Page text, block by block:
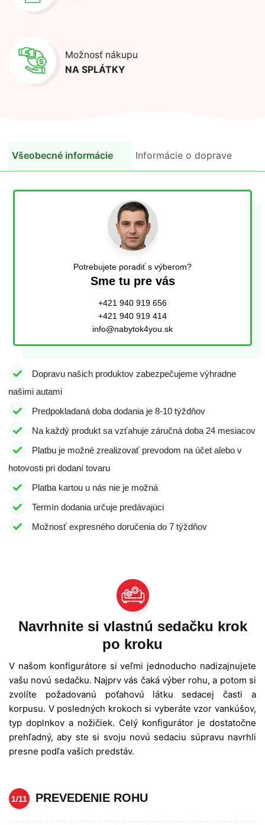
Možnosť nákupu
NA SPLÁTKY
Všeobecné informácie Informácie o doprave
Potrebujete poradiť s výberom?
Sme tu pre vás
+421 940 919 656
+421 940 919 414
info@nabytok4you.sk
Dopravu našich produktov zabezpečujeme výhradne
našimi autami
Predpokladaná doba dodania je 8-10 týždňov
Na každý produkt sa vzťahuje záručná doba 24 mesiacov
Platbu je možné zrealizovať prevodom na účet alebo v
hotovosti pri dodaní tovaru
Platba kartou u nás nie je možná
Termín dodania určuje predávajúci
Možnosť expresného doručenia do 7 týždňov
Navrhnite si vlastnú sedačku krok
po kroku
V našom konfigurátore si veľmi jednoducho nadizajnujete
vašu novú sedačku. Najprv vás čaká výber rohu, a potom si
zvolíte požadovanú poťahovú látku sedacej časti a
korpusu. V posledných krokoch si vyberáte vzor vankúšov,
typ doplnkov a nožičiek. Celý konfigurátor je dostatočne
prehľadný, aby ste si svoju novú sedaciu súpravu navrhli
presne podľa vašich predstáv.
1/11 PREVEDENIE ROHU